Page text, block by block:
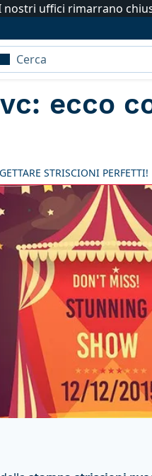
nostri uffici rimarrano
ecco
STRISCIONI PERFETTI!